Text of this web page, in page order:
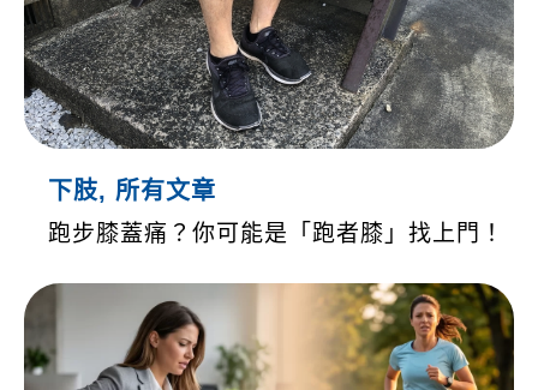
下肢, 所有文章
跑步膝蓋痛？你可能是「跑者膝」找上門！